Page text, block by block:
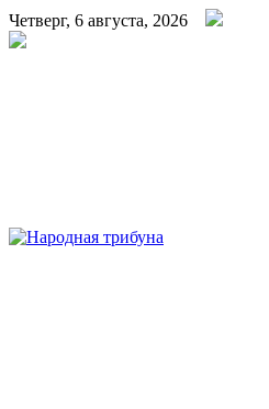
Четверг, 6 августа, 2026